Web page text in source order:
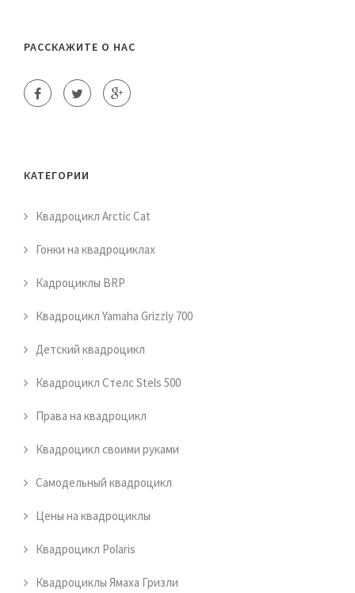
РАССКАЖИТЕ О НАС
КАТЕГОРИИ
Квадроцикл Arctic Cat
Гонки на квадроциклах
Кадроциклы BRP
Квадроцикл Yamaha Grizzly 700
Детский квадроцикл
Квадроцикл Стелс Stels 500
Права на квадроцикл
Квадроцикл своими руками
Самодельный квадроцикл
Цены на квадроциклы
Квадроцикл Polaris
Квадроциклы Ямаха Гризли